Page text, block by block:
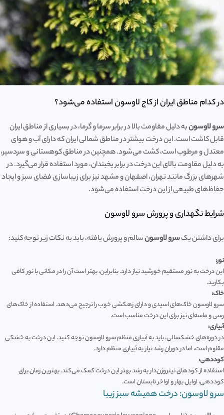
در کدام مناطق ایران از کاج لاوسون استفاده می‌شود؟
سرو لاوسونبه دلیل مقاومت بالا در برابر سرما و گرما، در بسیاری از مناطق ایران
قابل کاشت است. این درخت بیشتر در مناطق شمالی ایران که دارای آب و هوای
معتدل و مرطوب است، کشت می‌شود. همچنین در مناطق کوهستانی و سردسیر،
به دلیل مقاومت بالای این درخت در برابر یخبندان، مورد استفاده قرار می‌گیرد. در
شهرهای بزرگ مانند تهران، اصفهان و مشهد نیز برای زیبا‌سازی فضای سبز و ایجاد
حفاظ‌های طبیعی از این درخت استفاده می‌شود.
شرایط نگهداری و پرورش سرو لاوسون
برای داشتن یکسرو لاوسونسالم و پرورش یافته، باید به نکات زیر توجه کنید:
نور:
این درخت به نور مستقیم خورشید نیاز دارد. بنابراین، بهتر است آن را در مکانی با نور کافی
بکارید.
خاک:
سرو لاوسون خاک‌های اسیدی و دارای زهکشی خوب را ترجیح می‌دهد. استفاده از خاک‌های
رسی و ماسه‌ای نیز برای این درخت مناسب است.
آبیاری:
در دوره‌های خشکسالی، باید به آبیاری منظم سرو لاوسون توجه کنید. این درخت به خشکی
مقاوم است، اما در دوران رشد نیاز به آبیاری منظم دارد.
کوددهی:
استفاده از کودهای نیتروژن‌دار به رشد بهتر این درخت کمک می‌کند. بهترین زمان برای
کوددهی، اوایل بهار و اواخر تابستان است.
سرو لاوسون: درخت همیشه سبز زیبا